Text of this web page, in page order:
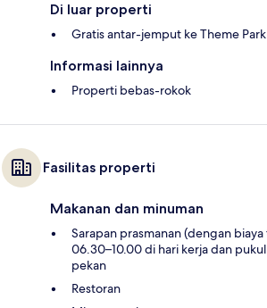
Di luar properti
Gratis antar-jemput ke Theme Park
Informasi lainnya
Properti bebas-rokok
Fasilitas properti
Makanan dan minuman
Sarapan prasmanan (dengan
06.30–10.00 di hari kerja dan
pekan
Restoran